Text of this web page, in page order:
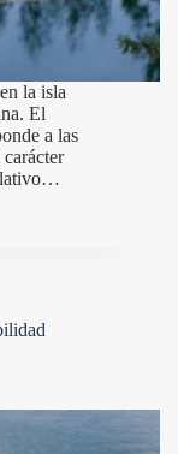
la isla
El
a las